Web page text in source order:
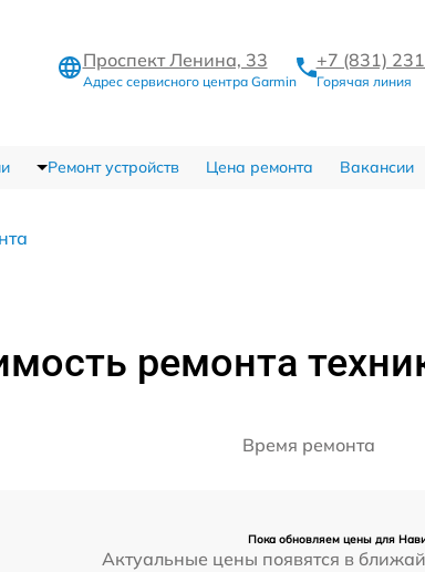
Проспект Ленина, 33
Адрес сервисного центра Garmin
+7 (831)
Горячая линия
Ремонт устройств Цена ремонта Вакансии
ремонта
Время ремонта
Пока обновляем цены для
Актуальные цены появятся в